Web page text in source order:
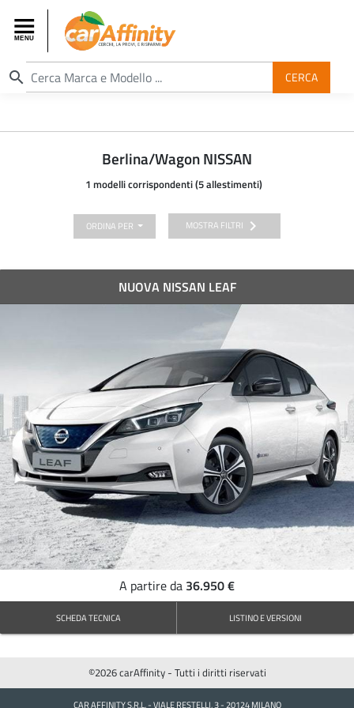
search CERCA
Berlina/Wagon NISSAN
1 modelli corrispondenti (5 allestimenti)
ORDINA PER MOSTRA FILTRI chevron_right
NUOVA NISSAN LEAF
A partire da 36.950 €
SCHEDA TECNICA LISTINO E VERSIONI
©2026 carAffinity - Tutti i diritti riservati
CAR AFFINITY S.R.L. - VIALE RESTELLI, 3 - 20124 MILANO